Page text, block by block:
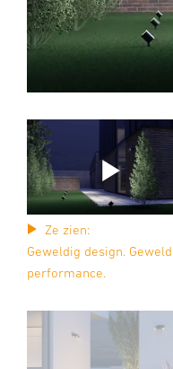
Ze zien:
Geweldig design.
performance.